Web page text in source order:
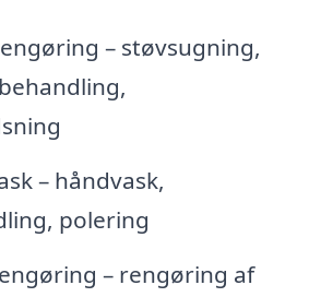
– støvsugning,
– håndvask,
polering
– rengøring af